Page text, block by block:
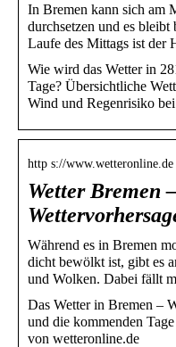
In Bremen kann sich am
durchsetzen und es
Laufe des Mittags ist der
Wie wird das Wetter in
Tage? Übersichtliche
Wind und Regenrisiko
http s://www.wetteronline.de
Wetter Bremen
Während es in Bremen
dicht bewölkt ist, gibt es
und Wolken. Dabei fällt
Das Wetter in Bremen –
und die kommenden
von wetteronline.de